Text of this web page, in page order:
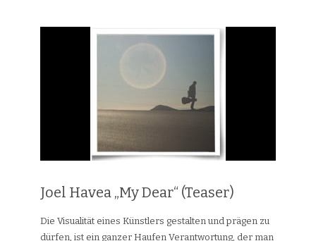
Joel Havea „My Dear“ (Teaser)
Die Visualität eines Künstlers gestalten und prägen zu
dürfen, ist ein ganzer Haufen Verantwortung, der man